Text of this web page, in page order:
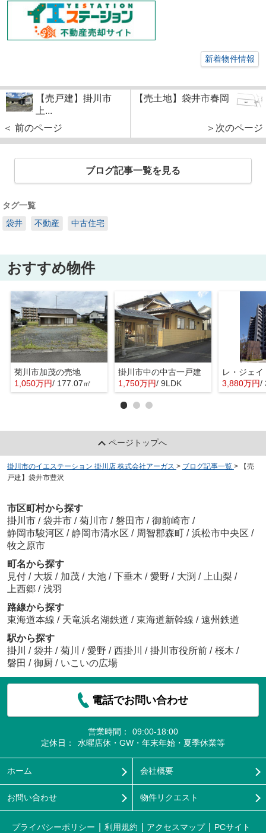
新着物件情報
【売戸建】掛川市
上...
＜ 前のページ
【売土地】袋井市春岡
＞次のページ
ブログ記事一覧を見る
タグ一覧
袋井
不動産 中古住宅
おすすめ物件
菊川市加茂の売地
1,050万円/ 177.07㎡
掛川市中の中古一戸建
1,750万円/ 9LDK
レ・ジェ
3,880万円/
ページトップへ
掛川市のイエステーション 掛川店 株式会社アーガス > ブログ記事一覧 >
【売
戸建】袋井市豊沢
市区町村から探す
掛川市 / 袋井市 / 菊川市 / 磐田市 / 御前崎市 /
静岡市駿河区 / 静岡市清水区 / 周智郡森町 / 浜松市中央区 /
牧之原市
町名から探す
見付 / 大坂 / 加茂 / 大池 / 下垂木 / 愛野 / 大渕 / 上山梨 /
上西郷 / 浅羽
路線から探す
東海道本線 / 天竜浜名湖鉄道 / 東海道新幹線 / 遠州鉄道
駅から探す
掛川
/ 袋井 / 菊川 / 愛野 / 西掛川 / 掛川市役所前 / 桜木 /
磐田 / 御厨 / いこいの広場
電話でお問い合わせ
営業時間：
09:00-18:00
定休日：
水曜店休・GW・年末年始・夏季休業等
ホーム 会社概要
お問い合わせ 物件リクエスト
プライバシーポリシー 利用規約 アクセスマップ PCサイト